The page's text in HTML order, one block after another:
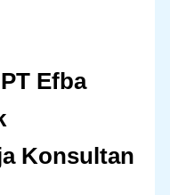
Efba
Konsultan